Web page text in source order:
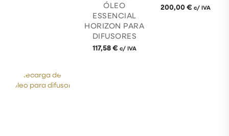
ÓLEO
ESSENCIAL
HORIZON PARA
DIFUSORES
117,58€ c/ IVA
200,00€ c/ IVA